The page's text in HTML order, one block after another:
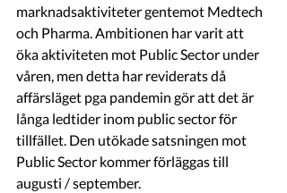
marknadsaktiviteter gentemot Medtech
och Pharma. Ambitionen har varit att
öka aktiviteten mot Public Sector under
våren, men detta har reviderats då
affärsläget pga pandemin gör att det är
långa ledtider inom public sector för
tillfället. Den utökade satsningen mot
Public Sector kommer förläggas till
augusti / september.